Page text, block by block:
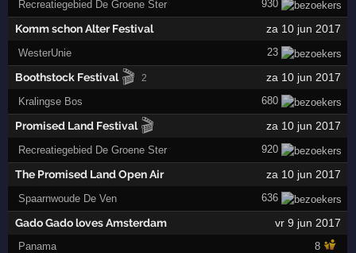
Recreatiegebied De Groene Ster 930
Komm schon Alter Festival za 10 jun 2017
WesterUnie 23
Boothstock Festival 🎬 2 za 10 jun 2017
Kralingse Bos 680
Promised Land Festival 🎬 za 10 jun 2017
Recreatiegebied De Groene Ster 920
The Promised Land Open Air za 10 jun 2017
Spaarnwoude De Ven 636
Gado Gado loves Amsterdam vr 9 jun 2017
Panama 8